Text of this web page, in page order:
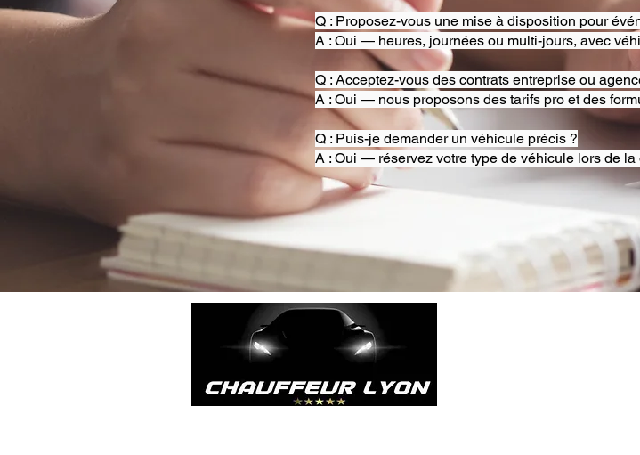
Q : Proposez-vous une mise à disposition pour
A : Oui — heures, journées ou multi-jours, avec
Q : Acceptez-vous des contrats entreprise ou
A : Oui — nous proposons des tarifs pro et des
Q : Puis-je demander un véhicule précis ?
A : Oui — réservez votre type de véhicule lors de